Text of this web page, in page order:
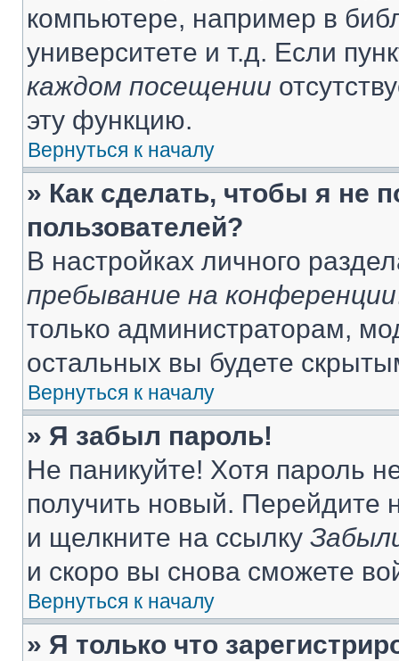
компьютере, например в
университете и т.д. Если
каждом посещении
эту функцию.
Вернуться к началу
» Как сделать, чтобы я не
пользователей?
В настройках личного
пребывание на конференции
только администраторам,
остальных вы будете
Вернуться к началу
» Я забыл пароль!
Не паникуйте! Хотя пароль
получить новый. Перейдите
и щелкните на ссылку
и скоро вы снова сможете
Вернуться к началу
» Я только что